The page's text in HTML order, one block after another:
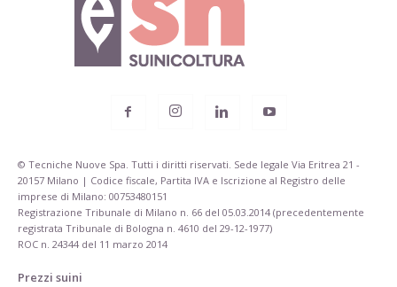
© Tecniche Nuove Spa. Tutti i diritti riservati. Sede legale Via Eritrea 21 -
20157 Milano | Codice fiscale, Partita IVA e Iscrizione al Registro delle
imprese di Milano: 00753480151
Registrazione Tribunale di Milano n. 66 del 05.03.2014 (precedentemente
registrata Tribunale di Bologna n. 4610 del 29-12-1977)
ROC n. 24344 del 11 marzo 2014
Prezzi suini